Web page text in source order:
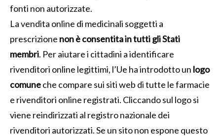
fonti non autorizzate.
La vendita online di medicinali soggetti a
prescrizione non è consentita in tutti gli Stati
membri. Per aiutare i cittadini a identificare
rivenditori online legittimi, l’Ue ha introdotto un logo
comuneche compare sui siti web di tutte le farmacie
e rivenditori online registrati. Cliccando sul logo si
viene reindirizzati al registro nazionale dei
rivenditori autorizzati. Se un sito non espone questo